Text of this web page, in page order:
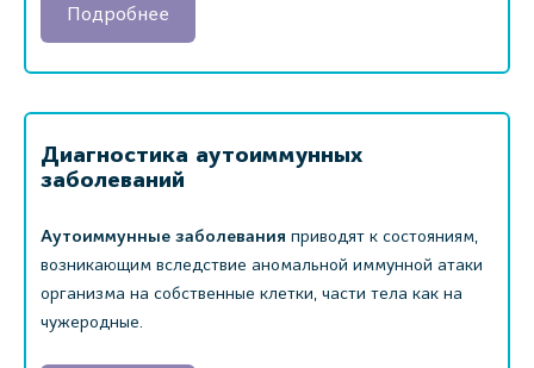
Подробнее
Диагностика аутоиммунных
заболеваний
Аутоиммунные заболевания приводят к состояниям,
возникающим вследствие аномальной иммунной атаки
организма на собственные клетки, части тела как на
чужеродные.